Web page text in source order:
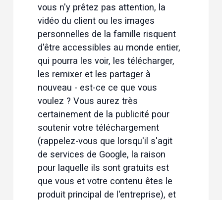
vous n'y prêtez pas attention, la
vidéo du client ou les images
personnelles de la famille risquent
d'être accessibles au monde entier,
qui pourra les voir, les télécharger,
les remixer et les partager à
nouveau - est-ce ce que vous
voulez ? Vous aurez très
certainement de la publicité pour
soutenir votre téléchargement
(rappelez-vous que lorsqu'il s'agit
de services de Google, la raison
pour laquelle ils sont gratuits est
que vous et votre contenu êtes le
produit principal de l'entreprise), et